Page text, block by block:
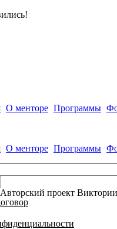
О менторе Программы
О менторе Программы
проект